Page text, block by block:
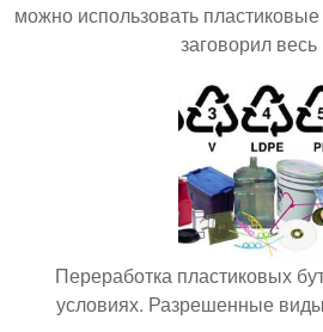
можно использовать
заговорил
Переработка пластиковых
условиях. Разрешенные